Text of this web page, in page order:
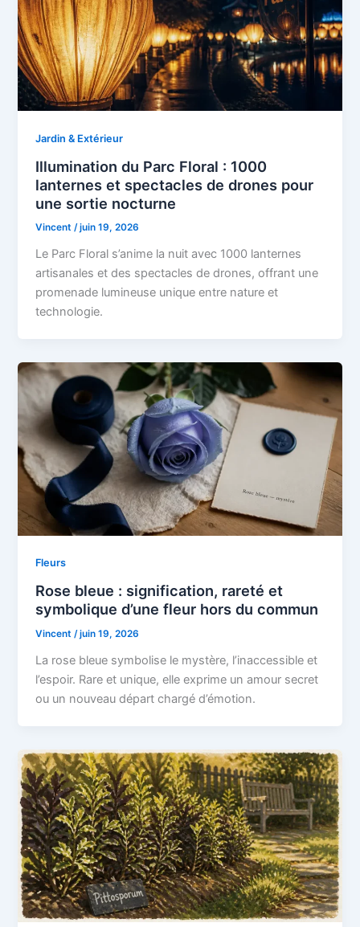
Jardin & Extérieur
Illumination du Parc Floral : 1000
lanternes et spectacles de drones pour
une sortie nocturne
Vincent/juin 19, 2026
Le Parc Floral s’anime la nuit avec 1000 lanternes
artisanales et des spectacles de drones, offrant une
promenade lumineuse unique entre nature et
technologie.
Fleurs
Rose bleue : signification, rareté et
symbolique d’une fleur hors du commun
Vincent/juin 19, 2026
La rose bleue symbolise le mystère, l’inaccessible et
l’espoir. Rare et unique, elle exprime un amour secret
ou un nouveau départ chargé d’émotion.